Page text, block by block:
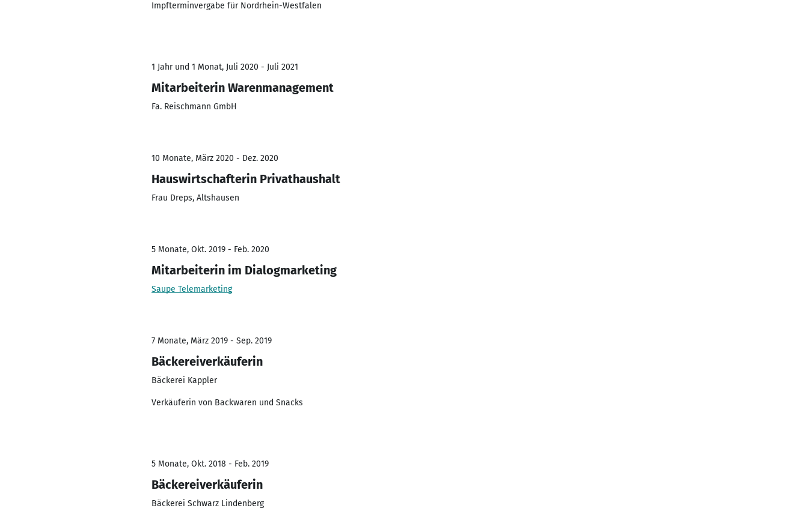
Impfterminvergabe für Nordrhein-Westfalen
1 Jahr und 1 Monat, Juli 2020 - Juli 2021
Mitarbeiterin Warenmanagement
Fa. Reischmann GmbH
10 Monate, März 2020 - Dez. 2020
Hauswirtschafterin Privathaushalt
Frau Dreps, Altshausen
5 Monate, Okt. 2019 - Feb. 2020
Mitarbeiterin im Dialogmarketing
Saupe Telemarketing
7 Monate, März 2019 - Sep. 2019
Bäckereiverkäuferin
Bäckerei Kappler
Verkäuferin von Backwaren und Snacks
5 Monate, Okt. 2018 - Feb. 2019
Bäckereiverkäuferin
Bäckerei Schwarz Lindenberg